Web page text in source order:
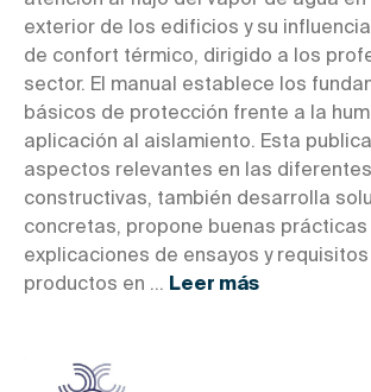
exterior de los edificios y su
de confort térmico, dirigido a los
sector. El manual establece los
básicos de protección frente a la
aplicación al aislamiento. Esta
aspectos relevantes en las
constructivas, también desarrolla
concretas, propone buenas prácticas
explicaciones de ensayos y
productos en ... Leer más